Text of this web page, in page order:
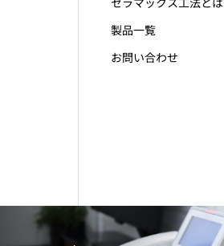
セラマックス工法とは
製品一覧
お問い合わせ